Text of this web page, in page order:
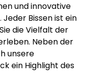
und innovative
Bissen ist ein
die Vielfalt der
Neben der
unsere
ein Highlight des